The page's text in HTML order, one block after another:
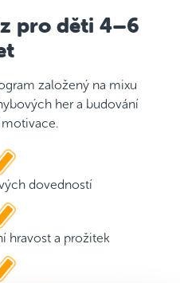
pro děti 4–6
založený na mixu
her a budování
dovedností
hravost a prožitek